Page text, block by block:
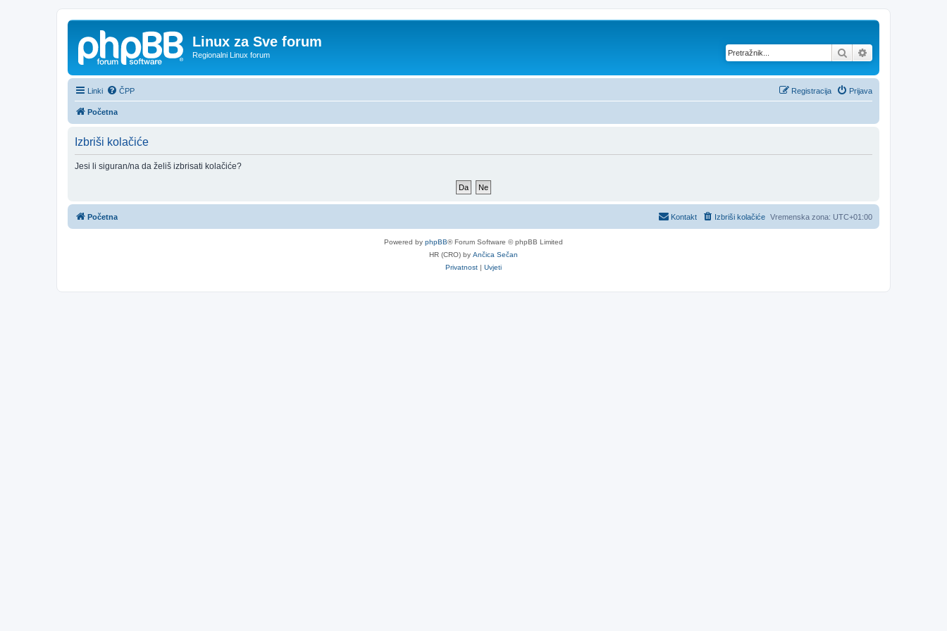
Linux za Sve forum
Regionalni Linux forum Pretražnik
Linki ČPP Prijava
Registracija
Početna
Izbriši kolačiće
Jesi li siguran/na da želiš izbrisati kolačiće?
Početna Vremenska zona: UTC+01:00
Izbriši kolačiće
Kontakt
Powered by phpBB® Forum Software © phpBB Limited
HR (CRO) by Ančica Sečan
Privatnost | Uvjeti